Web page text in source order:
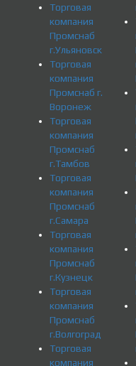
Торговая
компания
Промснаб
г.Ульяновск
Торговая
компания
Промснаб г.
Воронеж
Торговая
компания
Промснаб
г.Тамбов
Торговая
компания
Промснаб
г.Самара
Торговая
компания
Промснаб
г.Кузнецк
Торговая
компания
Промснаб
г.Волгоград
Торговая
компания